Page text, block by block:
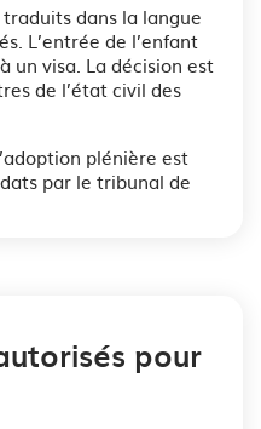
dans la langue
L’entrée de l’enfant
un visa. La décision est
de l’état civil des
plénière est
par le tribunal de
pour